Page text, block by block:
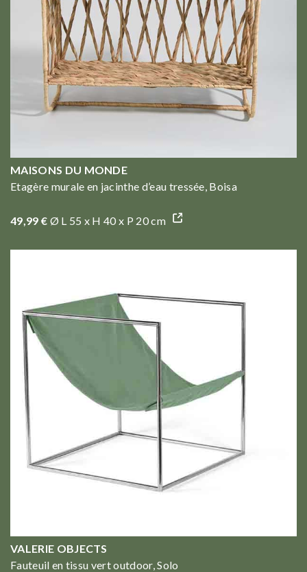
MAISONS DU MONDE
Etagère murale en jacinthe d’eau tressée, Boisa
49,99 € Ø L 55 x H 40 x P 20 cm
VALERIE OBJECTS
Fauteuil en tissu vert outdoor, Solo